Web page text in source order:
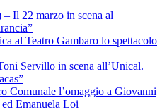
Il 22 marzo in scena al
al Teatro Gambaro lo spettacolo
Servillo in scena all’Unical.
Comunale l’omaggio a Giovanni
Emanuela Loi